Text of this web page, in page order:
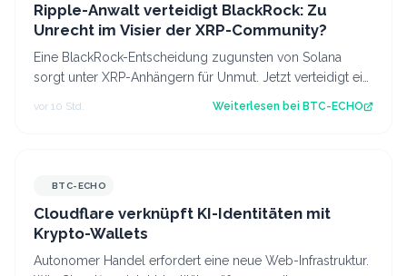
Ripple-Anwalt verteidigt BlackRock: Zu
Unrecht im Visier der XRP-Community?
Eine BlackRock-Entscheidung zugunsten von Solana
sorgt unter XRP-Anhängern für Unmut. Jetzt verteidigt ein
Ripple-Anwalt den Vermögensverwal…
vor 10 Std. Weiterlesen bei BTC-ECHO
BTC-ECHO
Cloudflare verknüpft KI-Identitäten mit
Krypto-Wallets
Autonomer Handel erfordert eine neue Web-Infrastruktur.